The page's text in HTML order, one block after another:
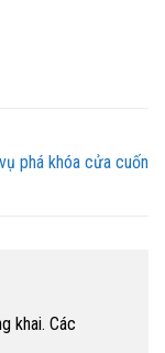
phá khóa cửa cuốn
khai. Các